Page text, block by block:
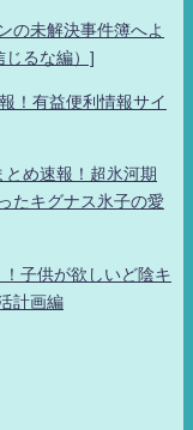
の未解決事件簿へよ
じるな編）]
有益便利情報サイ
め速報！超氷河期
たキグナス氷子の愛
子供が欲しいど陰キ
計画編